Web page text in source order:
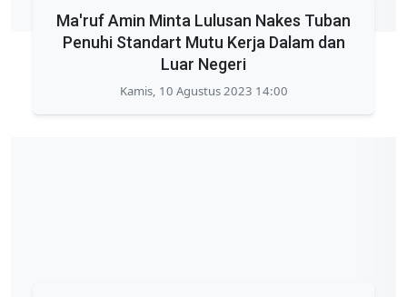
Ma'ruf Amin Minta Lulusan Nakes Tuban
Penuhi Standart Mutu Kerja Dalam dan
Luar Negeri
Kamis, 10 Agustus 2023 14:00